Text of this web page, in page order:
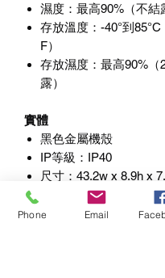
濕度：最高90%（不結
存放溫度：-40°到85°C
F）
存放濕度：最高90%（
露）
實體
黑色金屬機殼
IP等級： IP40
尺寸： 43.2w x 8.9h x
x 3.5h x3d吋）、重量
kg
8.0 lbs）
Phone Email